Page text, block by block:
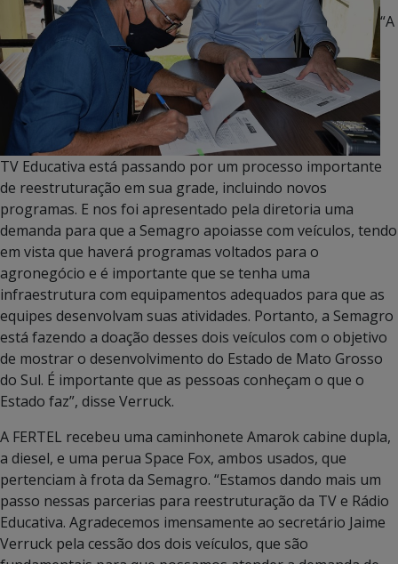
“A
TV Educativa está passando por um processo importante
de reestruturação em sua grade, incluindo novos
programas. E nos foi apresentado pela diretoria uma
demanda para que a Semagro apoiasse com veículos, tendo
em vista que haverá programas voltados para o
agronegócio e é importante que se tenha uma
infraestrutura com equipamentos adequados para que as
equipes desenvolvam suas atividades. Portanto, a Semagro
está fazendo a doação desses dois veículos com o objetivo
de mostrar o desenvolvimento do Estado de Mato Grosso
do Sul. É importante que as pessoas conheçam o que o
Estado faz”, disse Verruck.
A FERTEL recebeu uma caminhonete Amarok cabine dupla,
a diesel, e uma perua Space Fox, ambos usados, que
pertenciam à frota da Semagro. “Estamos dando mais um
passo nessas parcerias para reestruturação da TV e Rádio
Educativa. Agradecemos imensamente ao secretário Jaime
Verruck pela cessão dos dois veículos, que são